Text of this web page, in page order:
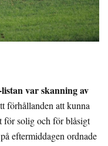
var skanning av
förhållanden att kunna
för solig och för blåsigt
eftermiddagen ordnade